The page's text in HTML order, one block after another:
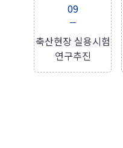
09
축산현장 실용시험
연구추진